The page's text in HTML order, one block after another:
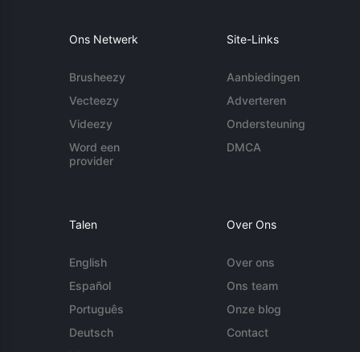
Ons Netwerk
Brusheezy
Vecteezy
Videezy
Word een
provider
Site-Links
Aanbiedingen
Adverteren
Ondersteuning
DMCA
Talen
English
Español
Português
Deutsch
Over Ons
Over ons
Ons team
Onze blog
Contact